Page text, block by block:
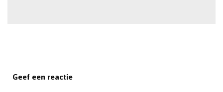
Geef een reactie